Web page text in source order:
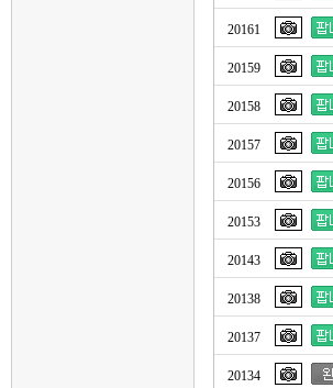
20161
20159
20158
20157
20156
20153
20143
20138
20137
20134